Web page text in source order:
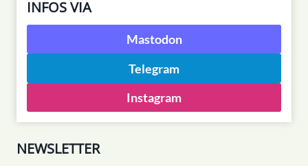
INFOS VIA
Mastodon
Telegram
Instagram
NEWSLETTER